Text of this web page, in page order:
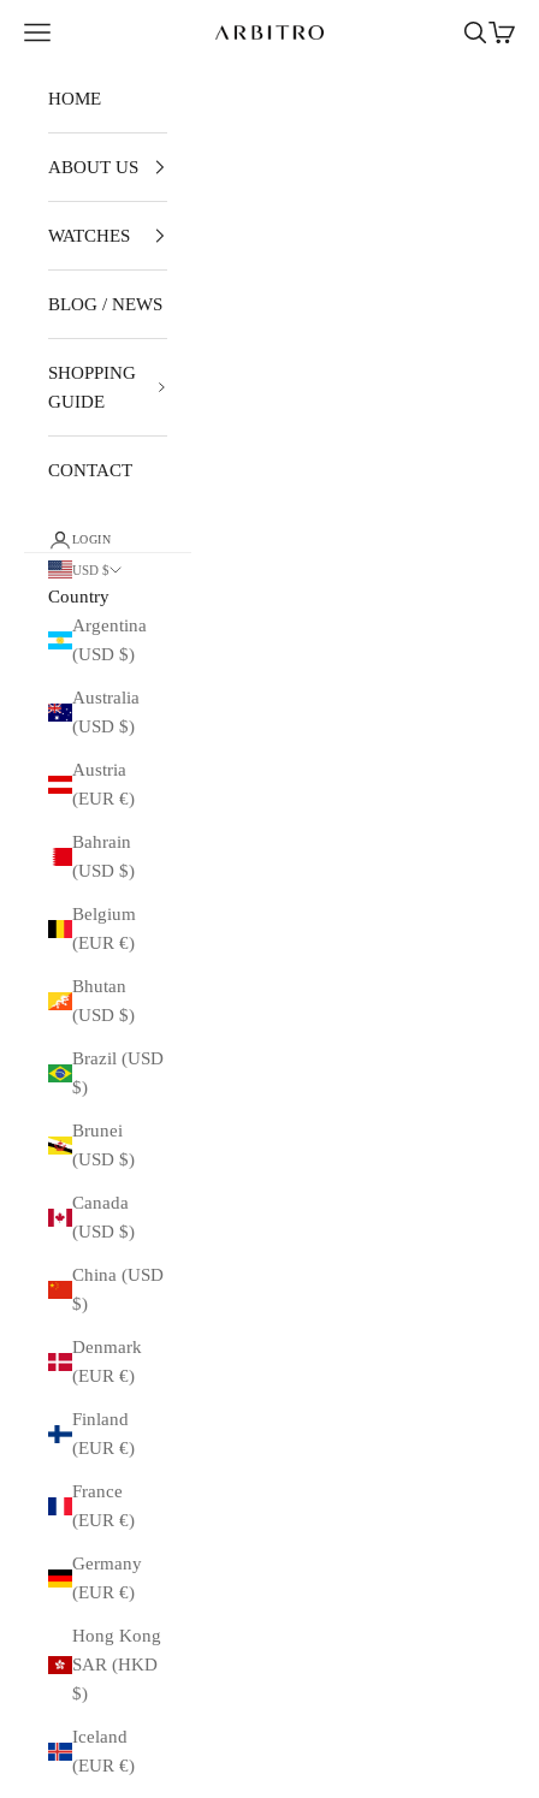
ARBITRO
Navigation menu Search
Cart
HOME
ABOUT US
WATCHES
BLOG / NEWS
SHOPPING
GUIDE
CONTACT
LOGIN
USD $
Country
Argentina
(USD $)
Australia
(USD $)
Austria
(EUR €)
Bahrain
(USD $)
Belgium
(EUR €)
Bhutan
(USD $)
Brazil (USD
$)
Brunei
(USD $)
Canada
(USD $)
China (USD
$)
Denmark
(EUR €)
Finland
(EUR €)
France
(EUR €)
Germany
(EUR €)
Hong Kong
SAR (HKD
$)
Iceland
(EUR €)